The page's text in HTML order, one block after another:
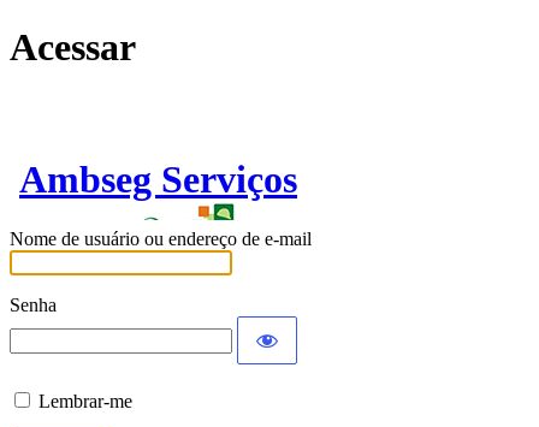
Acessar
Ambseg Serviços
Nome de usuário ou endereço de e-mail
Senha
Lembrar-me